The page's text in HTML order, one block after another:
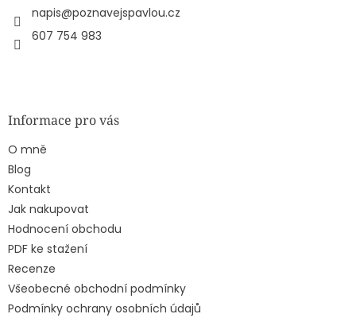
napis@poznavejspavlou.cz
607 754 983
Informace pro vás
O mně
Blog
Kontakt
Jak nakupovat
Hodnocení obchodu
PDF ke stažení
Recenze
Všeobecné obchodní podmínky
Podmínky ochrany osobních údajů